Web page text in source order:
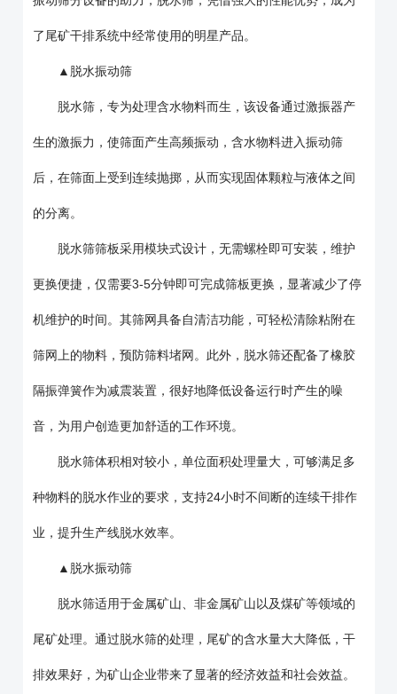
了尾矿干排系统中经常使用的明星产品。
▲脱水振动筛
脱水筛，专为处理含水物料而生，该设备通过激振器产
生的激振力，使筛面产生高频振动，含水物料进入振动筛
后，在筛面上受到连续抛掷，从而实现固体颗粒与液体之间
的分离。
脱水筛筛板采用模块式设计，无需螺栓即可安装，维护
更换便捷，仅需要3-5分钟即可完成筛板更换，显著减少了停
机维护的时间。其筛网具备自清洁功能，可轻松清除粘附在
筛网上的物料，预防筛料堵网。此外，脱水筛还配备了橡胶
隔振弹簧作为减震装置，很好地降低设备运行时产生的噪
音，为用户创造更加舒适的工作环境。
脱水筛体积相对较小，单位面积处理量大，可够满足多
种物料的脱水作业的要求，支持24小时不间断的连续干排作
业，提升生产线脱水效率。
▲脱水振动筛
脱水筛适用于金属矿山、非金属矿山以及煤矿等领域的
尾矿处理。通过脱水筛的处理，尾矿的含水量大大降低，干
排效果好，为矿山企业带来了显著的经济效益和社会效益。